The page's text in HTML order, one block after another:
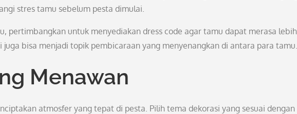
stres tamu sebelum pesta dimulai.
pertimbangkan untuk menyediakan dress code agar tamu dapat merasa lebih
bisa menjadi topik pembicaraan yang menyenangkan di antara para tamu.
Menawan
atmosfer yang tepat di pesta. Pilih tema dekorasi yang sesuai dengan